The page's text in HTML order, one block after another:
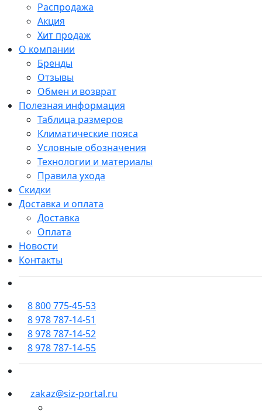
Распродажа
Акция
Хит продаж
О компании
Бренды
Отзывы
Обмен и возврат
Полезная информация
Таблица размеров
Климатические пояса
Условные обозначения
Технологии и материалы
Правила ухода
Скидки
Доставка и оплата
Доставка
Оплата
Новости
Контакты
8 800 775-45-53
8 978 787-14-51
8 978 787-14-52
8 978 787-14-55
zakaz@siz-portal.ru